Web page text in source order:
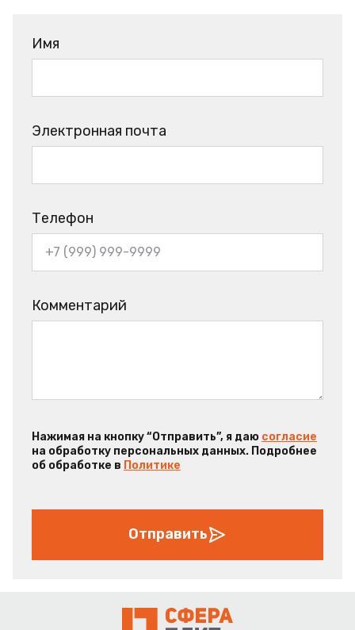
Имя
Электронная почта
Телефон
Комментарий
Нажимая на кнопку “Отправить”, я даю согласие
на обработку персональных данных. Подробнее
об обработке в Политике
Отправить